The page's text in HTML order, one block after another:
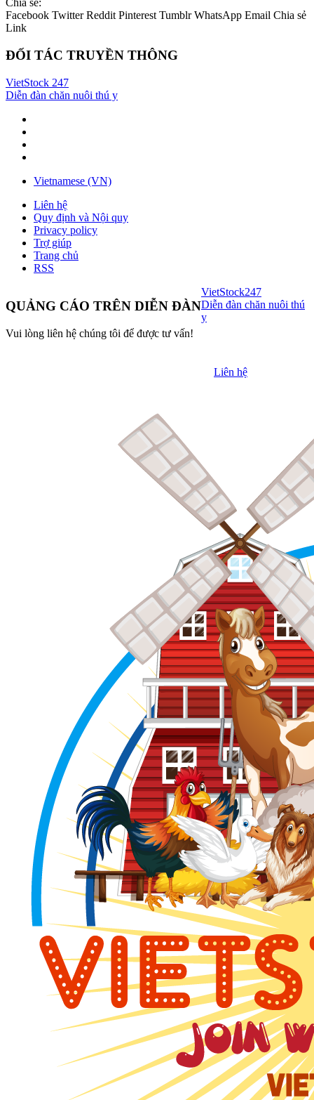
Chia sẻ:
Facebook Twitter Reddit Pinterest Tumblr WhatsApp Email Chia sẻ
Link
ĐỐI TÁC TRUYỀN THÔNG
VietStock 247
Diễn đàn chăn nuôi thú y
Vietnamese (VN)
Liên hệ
Quy định và Nội quy
Privacy policy
Trợ giúp
Trang chủ
RSS
QUẢNG CÁO TRÊN DIỄN ĐÀN
Vui lòng liên hệ chúng tôi để được tư vấn!
Liên hệ
VietStock247
Diễn đàn chăn nuôi thú
y